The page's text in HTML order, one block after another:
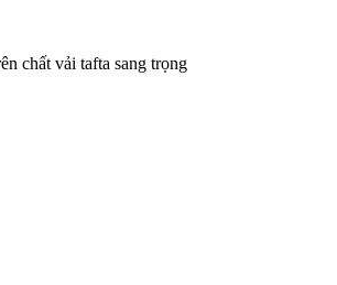
chất vải tafta sang trọng